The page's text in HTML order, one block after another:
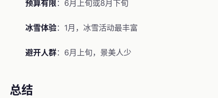
预算有限 ：6月上旬或8月下旬
冰雪体验：1月，冰雪活动最丰富
避开人群：6月上旬，景美人少
总结